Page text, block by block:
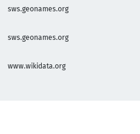
sws.geonames.org
sws.geonames.org
www.wikidata.org